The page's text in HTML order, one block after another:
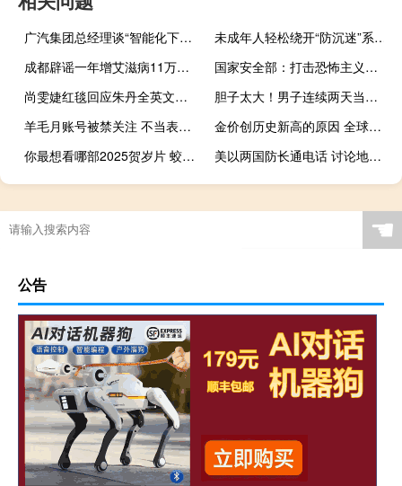
广汽集团总经理谈“智能化下半场” 布局高阶智驾功能车型
未成年人轻松绕开“防沉迷”系统 背后有哪些猫腻
成都辟谣一年增艾滋病11万人 不实信息被通报
国家安全部：打击恐怖主义是国际社会的共同责任 携手维护世界和平
尚雯婕红毯回应朱丹全英文祝福 友谊暖心互动
胆子太大！男子连续两天当着员工面“偷”奶茶
羊毛月账号被禁关注 不当表达引争议
金价创历史新高的原因 全球经济不确定性加剧
你最想看哪部2025贺岁片 蛟龙出海引期待
美以两国防长通电话 讨论地区安全与发展
☚
公告